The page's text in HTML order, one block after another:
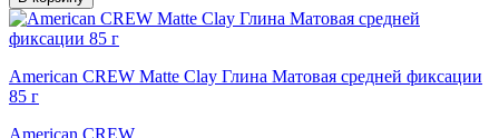
American CREW Matte Clay Глина Матовая средней фиксации
85 г
American CREW